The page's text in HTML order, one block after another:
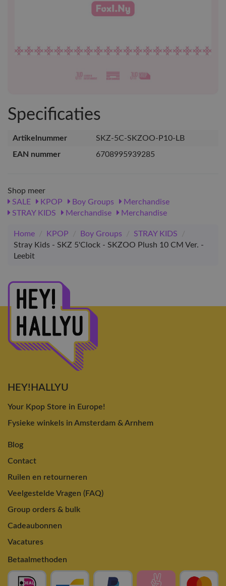
Specificaties
Artikelnummer
SKZ-5C-SKZOO-P10-LB
EAN nummer
6708995939285
Shop meer
SALE
KPOP Boy Groups
Merchandise
STRAY KIDS
Merchandise Merchandise
Home / KPOP / Boy Groups / STRAY KIDS
/
Stray Kids - SKZ 5'Clock - SKZOO Plush 10 CM Ver. -
Leebit
HEY!HALLYU
Your Kpop Store in Europe!
Fysieke winkels in Amsterdam & Arnhem
Blog
Contact
Ruilen en retourneren
Veelgestelde Vragen (FAQ)
Group orders & bulk
Cadeaubonnen
Vacatures
Betaalmethoden